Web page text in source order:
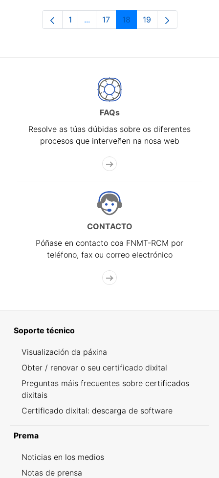
Páxina
1 ...Páxinas intermedias Use pestaña
Páxina
17 Páxina
18 Páxina
19
FAQs
Resolve as túas dúbidas sobre os diferentes
procesos que interveñen na nosa web
CONTACTO
Póñase en contacto coa FNMT-RCM por
teléfono, fax ou correo electrónico
Soporte técnico
Visualización da páxina
Obter / renovar o seu certificado dixital
Preguntas máis frecuentes sobre certificados
dixitais
Certificado dixital: descarga de software
Prema
Noticias en los medios
Notas de prensa